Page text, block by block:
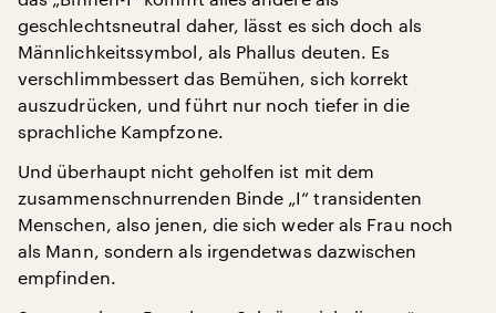
geschlechtsneutral daher, lässt es sich doch als
Männlichkeitssymbol, als Phallus deuten. Es
verschlimmbessert das Bemühen, sich korrekt
auszudrücken, und führt nur noch tiefer in die
sprachliche Kampfzone.
Und überhaupt nicht geholfen ist mit dem
zusammenschnurrenden Binde „I“ transidenten
Menschen, also jenen, die sich weder als Frau noch
als Mann, sondern als irgendetwas dazwischen
empfinden.